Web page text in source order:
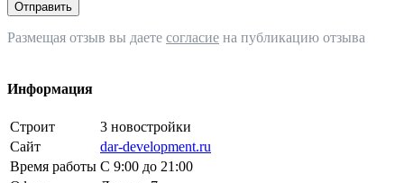
Отправить
Размещая отзыв вы даете согласие на публикацию отзыва
Информация
Строит
3 новостройки
Сайт
dar-development.ru
Время работы С 9:00 до 21:00